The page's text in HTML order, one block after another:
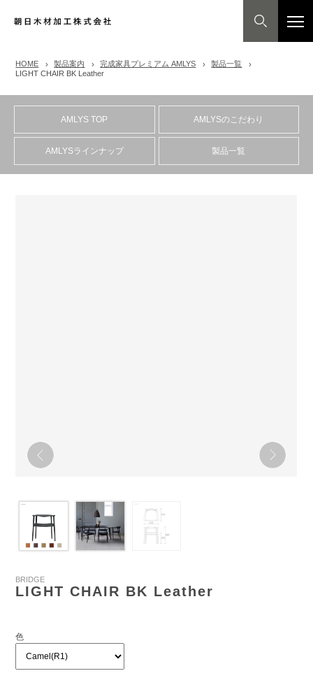
HOME 製品案内 完成家具プレミアム AMLYS
製品一覧
LIGHT CHAIR BK Leather
AMLYS TOP AMLYSのこだわり
AMLYSラインナップ 製品一覧
BRIDGE
LIGHT CHAIR BK Leather
色